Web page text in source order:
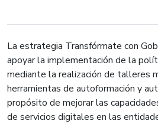
La estrategia Transfórmate con
apoyar la implementación de la
mediante la realización de talleres
herramientas de autoformación y
propósito de mejorar las
de servicios digitales en las